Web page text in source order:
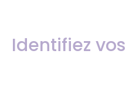
Identifiez